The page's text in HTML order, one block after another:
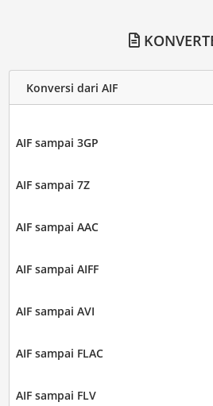
Konversi dari AIF
AIF sampai 3GP
AIF sampai 7Z
AIF sampai AAC
AIF sampai AIFF
AIF sampai AVI
AIF sampai FLAC
AIF sampai FLV